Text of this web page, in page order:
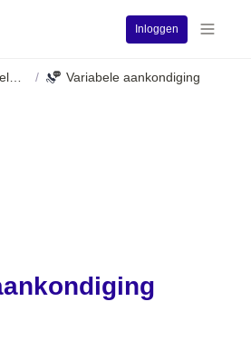
Inloggen
/ Variabele aankondiging